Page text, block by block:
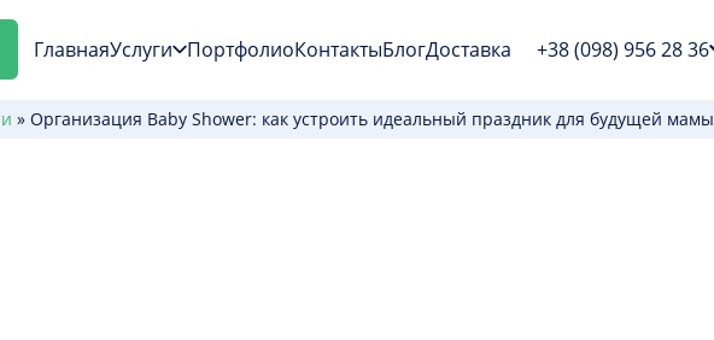
ГлавнаяУслуги ПортфолиоКонтактыБлогДоставка +38 (098) 956 28 36
» Организация Baby Shower: как устроить идеальный праздник для будущей мамы